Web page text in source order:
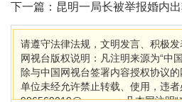
下一篇： 昆明一局长被举报婚内
请遵守法律法规，文明发言、积极
网视台版权说明：凡注明来源为“中
除与中国网视台签署内容授权协议
单位未经允许禁止转载、使用，违